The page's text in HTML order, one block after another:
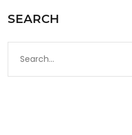
SEARCH